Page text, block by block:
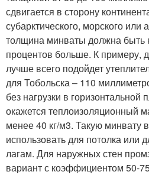
сдвигается в сторону
субарктического, морского или
толщина минваты должна быть
процентов больше. К примеру,
лучше всего подойдет
для Тобольска – 110
без нагрузки в горизонтальной
окажется теплоизоляционный
менее 40 кг/м3. Такую минвату
использовать для потолка или
лагам. Для наружных стен
вариант с коэффициентом 50-